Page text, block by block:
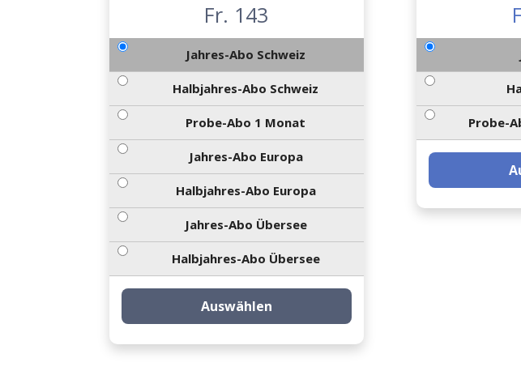
Fr. 143
Jahres-Abo Schweiz
Halbjahres-Abo Schweiz
Probe-Abo 1 Monat
Jahres-Abo Europa
Halbjahres-Abo Europa
Jahres-Abo Übersee
Halbjahres-Abo Übersee
Auswählen
Probe-